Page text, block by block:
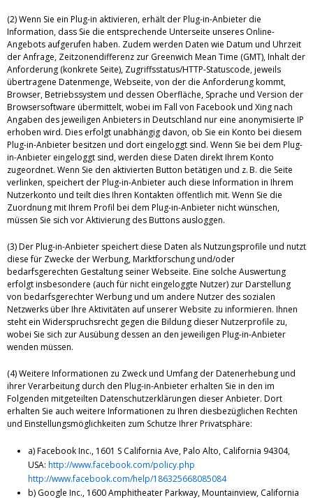
(2) Wenn Sie ein Plug-in aktivieren, erhält der Plug-in-Anbieter die
Information, dass Sie die entsprechende Unterseite unseres Online-
Angebots aufgerufen haben. Zudem werden Daten wie Datum und Uhrzeit
der Anfrage, Zeitzonendifferenz zur Greenwich Mean Time (GMT), Inhalt der
Anforderung (konkrete Seite), Zugriffsstatus/HTTP-Statuscode, jeweils
übertragene Datenmenge, Webseite, von der die Anforderung kommt,
Browser, Betriebssystem und dessen Oberfläche, Sprache und Version der
Browsersoftware übermittelt, wobei im Fall von Facebook und Xing nach
Angaben des jeweiligen Anbieters in Deutschland nur eine anonymisierte IP
erhoben wird. Dies erfolgt unabhängig davon, ob Sie ein Konto bei diesem
Plug-in-Anbieter besitzen und dort eingeloggt sind. Wenn Sie bei dem Plug-
in-Anbieter eingeloggt sind, werden diese Daten direkt Ihrem Konto
zugeordnet. Wenn Sie den aktivierten Button betätigen und z. B. die Seite
verlinken, speichert der Plug-in-Anbieter auch diese Information in Ihrem
Nutzerkonto und teilt dies Ihren Kontakten öffentlich mit. Wenn Sie die
Zuordnung mit Ihrem Profil bei dem Plug-in-Anbieter nicht wünschen,
müssen Sie sich vor Aktivierung des Buttons ausloggen.
(3) Der Plug-in-Anbieter speichert diese Daten als Nutzungsprofile und nutzt
diese für Zwecke der Werbung, Marktforschung und/oder
bedarfsgerechten Gestaltung seiner Webseite. Eine solche Auswertung
erfolgt insbesondere (auch für nicht eingeloggte Nutzer) zur Darstellung
von bedarfsgerechter Werbung und um andere Nutzer des sozialen
Netzwerks über Ihre Aktivitäten auf unserer Website zu informieren. Ihnen
steht ein Widerspruchsrecht gegen die Bildung dieser Nutzerprofile zu,
wobei Sie sich zur Ausübung dessen an den jeweiligen Plug-in-Anbieter
wenden müssen.
(4) Weitere Informationen zu Zweck und Umfang der Datenerhebung und
ihrer Verarbeitung durch den Plug-in-Anbieter erhalten Sie in den im
Folgenden mitgeteilten Datenschutzerklärungen dieser Anbieter. Dort
erhalten Sie auch weitere Informationen zu Ihren diesbezüglichen Rechten
und Einstellungsmöglichkeiten zum Schutze Ihrer Privatsphäre:
a) Facebook Inc., 1601 S California Ave, Palo Alto, California 94304,
USA: http://www.facebook.com/policy.php
http://www.facebook.com/help/186325668085084
b) Google Inc., 1600 Amphitheater Parkway, Mountainview, California